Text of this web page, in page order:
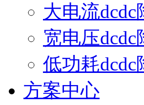
大电流dcdc
宽电压dcdc
低功耗dcdc
方案中心